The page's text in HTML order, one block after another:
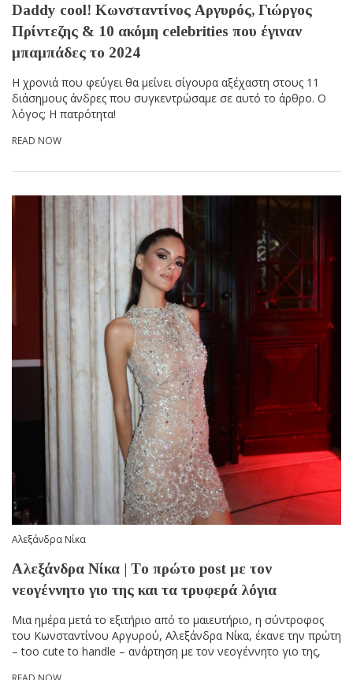
Daddy cool! Κωνσταντίνος Αργυρός, Γιώργος
Πρίντεζης & 10 ακόμη celebrities που έγιναν
μπαμπάδες το 2024
Η χρονιά που φεύγει θα μείνει σίγουρα αξέχαστη στους 11
διάσημους άνδρες που συγκεντρώσαμε σε αυτό το άρθρο. Ο
λόγος; Η πατρότητα!
READ NOW
Αλεξάνδρα Νίκα
Αλεξάνδρα Νίκα | Τo πρώτο post με τον
νεογέννητο γιο της και τα τρυφερά λόγια
Μια ημέρα μετά το εξιτήριο από το μαιευτήριο, η σύντροφος
του Κωνσταντίνου Αργυρού, Αλεξάνδρα Νίκα, έκανε την πρώτη
– too cute to handle – ανάρτηση με τον νεογέννητο γιο της,